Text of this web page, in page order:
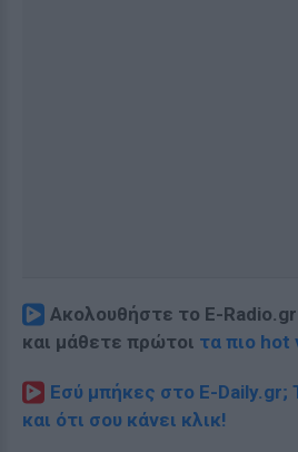
Ακολουθήστε το E-
και μάθετε πρώτοι τα πιο hot
Εσύ μπήκες στο E-Daily.gr;
και ότι σου κάνει κλικ!